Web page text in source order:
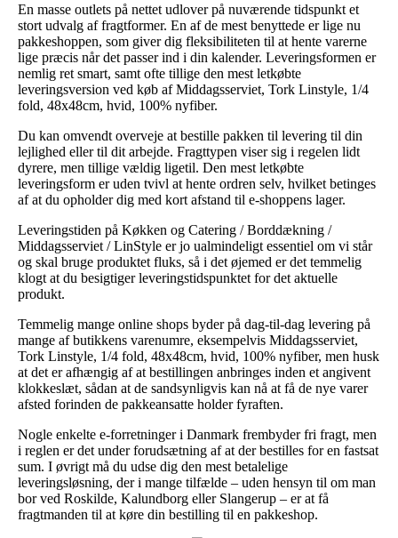
En masse outlets på nettet udlover på nuværende tidspunkt et
stort udvalg af fragtformer. En af de mest benyttede er lige nu
pakkeshoppen, som giver dig fleksibiliteten til at hente varerne
lige præcis når det passer ind i din kalender. Leveringsformen er
nemlig ret smart, samt ofte tillige den mest letkøbte
leveringsversion ved køb af Middagsserviet, Tork Linstyle, 1/4
fold, 48x48cm, hvid, 100% nyfiber.
Du kan omvendt overveje at bestille pakken til levering til din
lejlighed eller til dit arbejde. Fragttypen viser sig i regelen lidt
dyrere, men tillige vældig ligetil. Den mest letkøbte
leveringsform er uden tvivl at hente ordren selv, hvilket betinges
af at du opholder dig med kort afstand til e-shoppens lager.
Leveringstiden på Køkken og Catering / Borddækning /
Middagsserviet / LinStyle er jo ualmindeligt essentiel om vi står
og skal bruge produktet fluks, så i det øjemed er det temmelig
klogt at du besigtiger leveringstidspunktet for det aktuelle
produkt.
Temmelig mange online shops byder på dag-til-dag levering på
mange af butikkens varenumre, eksempelvis Middagsserviet,
Tork Linstyle, 1/4 fold, 48x48cm, hvid, 100% nyfiber, men husk
at det er afhængig af at bestillingen anbringes inden et angivent
klokkeslæt, sådan at de sandsynligvis kan nå at få de nye varer
afsted forinden de pakkeansatte holder fyraften.
Nogle enkelte e-forretninger i Danmark frembyder fri fragt, men
i reglen er det under forudsætning af at der bestilles for en fastsat
sum. I øvrigt må du udse dig den mest betalelige
leveringsløsning, der i mange tilfælde – uden hensyn til om man
bor ved Roskilde, Kalundborg eller Slangerup – er at få
fragtmanden til at køre din bestilling til en pakkeshop.